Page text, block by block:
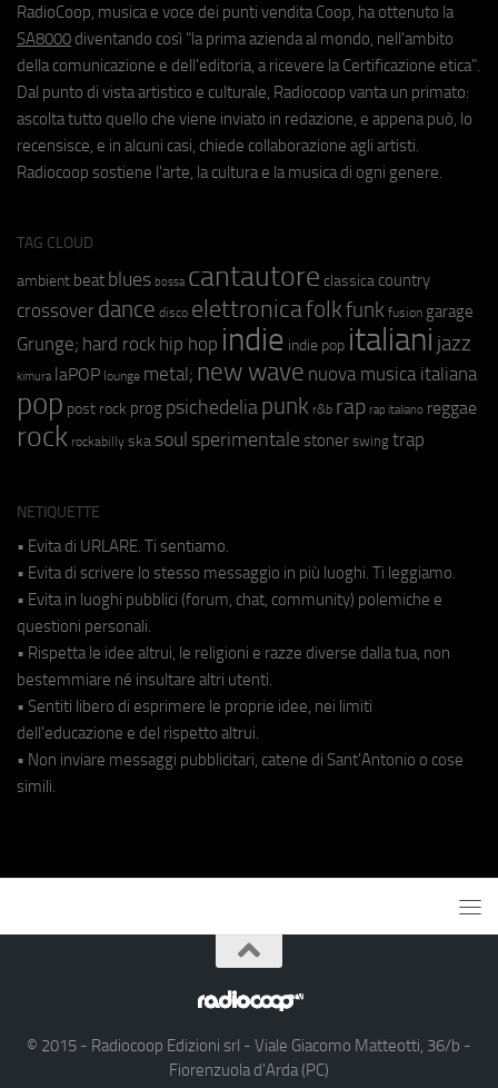
RadioCoop, musica e voce dei punti vendita Coop, ha ottenuto la
SA8000 diventando così "la prima azienda al mondo, nell'ambito
della comunicazione e dell'editoria, a ricevere la Certificazione etica".
Dal punto di vista artistico e culturale, Radiocoop vanta un primato:
ascolta tutto quello che viene inviato in redazione, e appena può, lo
recensisce, e in alcuni casi, chiede collaborazione agli artisti.
Radiocoop sostiene l'arte, la cultura e la musica di ogni genere.
TAG CLOUD
ambient beat blues bossa cantautore classica country
crossover dance disco elettronicafolkfunk fusion garage
Grunge; hard rock hip hop indie indie pop italiani jazz
kimura laPOP lounge metal; new wave nuova musica italiana
pop post rock prog psichedeliapunk r&b rap rap italiano reggae
rock rockabilly ska soul sperimentale stoner swing trap
NETIQUETTE
• Evita di URLARE. Ti sentiamo.
• Evita di scrivere lo stesso messaggio in più luoghi. Ti leggiamo.
• Evita in luoghi pubblici (forum, chat, community) polemiche e
questioni personali.
• Rispetta le idee altrui, le religioni e razze diverse dalla tua, non
bestemmiare né insultare altri utenti.
• Sentiti libero di esprimere le proprie idee, nei limiti
dell'educazione e del rispetto altrui.
• Non inviare messaggi pubblicitari, catene di Sant'Antonio o cose
simili.
© 2015 - Radiocoop Edizioni srl - Viale Giacomo Matteotti, 36/b -
Fiorenzuola d'Arda (PC)